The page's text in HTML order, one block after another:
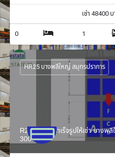
เช่า48400
0 1
R25F โกดังสำเร็จรูปให้เช่า บาง
300 ตรม.
HR25 บางพลีใหญ่ สมุทรปราการ